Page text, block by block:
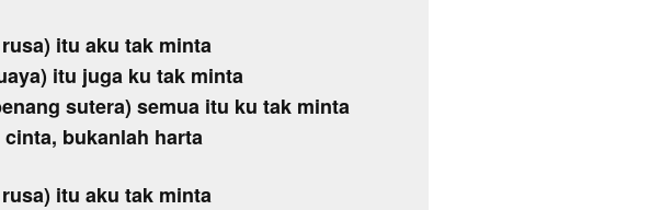
itu aku tak minta
itu juga ku tak minta
sutera) semua itu ku tak minta
bukanlah harta
itu aku tak minta